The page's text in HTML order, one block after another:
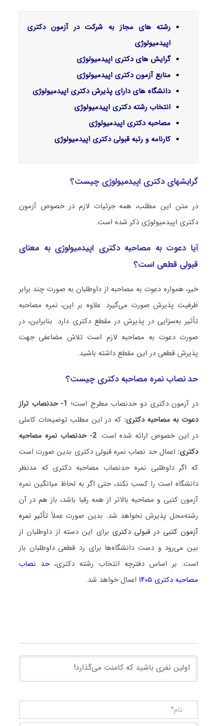
رشته های مجاز به شرکت در آزمون دکتری
اپیدمیولوژی
گرایش‌ های دکتری اپیدمیولوژی
منابع آزمون دکتری اپیدمیولوژی
دانشگاه های دارای پذیرش دکتری اپیدمیولوژی
انتخاب رشته دکتری اپیدمیولوژی
مصاحبه دکتری اپیدمیولوژی
کارنامه و رتبه قبولی دکتری اپیدمیولوژی
گرایشهای دکتری اپیدمیولوژی چیست؟
در متن این مطلب، همه جزئیات لازم در خصوص آزمون
دکتری اپیدمیولوژی ذکر شده است.
آیا دعوت به مصاحبه دکتری اپیدمیولوژی به معنای
قبولی قطعی است؟
خیر، همواره دعوت به مصاحبه از داوطلبان به صورت چند برابر
ظرفیت پذیرش صورت می‌گیرد. علاوه بر این، نمره مصاحبه
تأثیر به‌سزایی در پذیرش در مقطع دکتری دارد. بنابراین، در
صورت دعوت به مصاحبه لازم است تلاش مضاعفی جهت
پذیرش قطعی در این مقطع داشته باشید.
حد نصاب نمره مصاحبه دکتری چیست؟
در آزمون دکتری دو حدنصاب مطرح است؛
1- حدنصاب تراز
دعوت به مصاحبه دکتری: که در این مطلب توضیحات کاملی
در این خصوص ارائه شده است. 2- حدنصاب نمره مصاحبه
دکتری: اعمال حد نصاب نمره قبولی دکتری بدین صورت است
که اگر داوطلبی نمره حدنصاب مصاحبه دکتری که مدنظر
دانشگاه است را کسب نکند، حتی اگر به لحاظ میانگین نمره
آزمون کتبی و مصاحبه بالاتر از همه رقبا باشد، باز هم در آن
رشته‌محل پذیرش نخواهد شد. بدین صورت عملاً تأثیر نمره
آزمون کتبی در قبولی دکتری برای این دسته از داوطلبان از
بین می‌رود و دست دانشگاه‌ها برای رد قطعی داوطلبان باز
است. بر اساس دفترچه انتخاب رشته دکتری،حد نصاب
مصاحبه دکتری ۱۴۰۵
اعمال خواهد شد.